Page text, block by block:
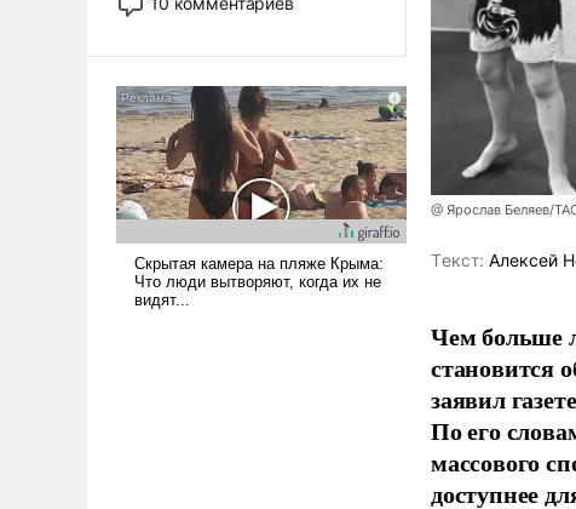
отменяя традиционное
ударами судьбы, брать на себя
ответственность, помогать
слабым, идти вперед и
адаптироваться.
@ Ярослав Беляев/
Tекст: Алексей
Чем больше
становится
заявил
По его
массового
доступнее